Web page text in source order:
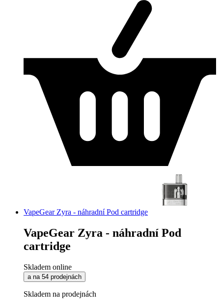
VapeGear Zyra - náhradní Pod cartridge
VapeGear Zyra - náhradní Pod
cartridge
Skladem online
a na 54 prodejnách
Skladem na prodejnách